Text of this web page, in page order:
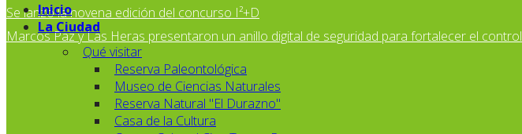
Se lanzó la novena edición del concurso I²+D
Marcos Paz y Las Heras presentaron un anillo digital de seguridad para fortalecer el control
Inicio
La Ciudad
Qué visitar
Reserva Paleontológica
Museo de Ciencias Naturales
Reserva Natural "El Durazno"
Casa de la Cultura